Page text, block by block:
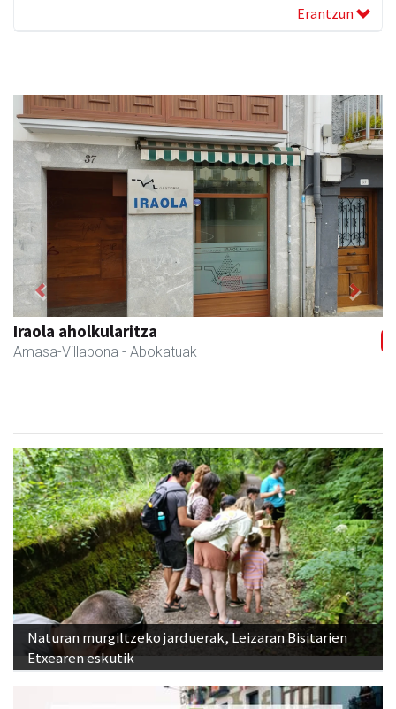
Erantzun
Amane
Amasa-Villabona - Arropa-dendak
Previous Next
Naturan murgiltzeko jarduerak, Leizaran Bisitarien
Etxearen eskutik